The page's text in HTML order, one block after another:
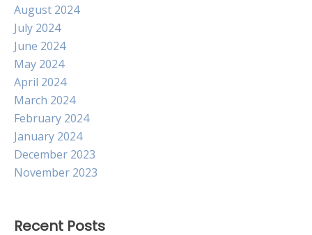
August 2024
July 2024
June 2024
May 2024
April 2024
March 2024
February 2024
January 2024
December 2023
November 2023
Recent Posts